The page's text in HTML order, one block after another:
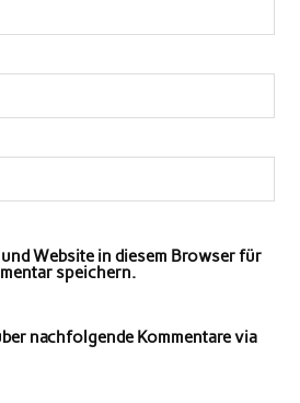
und Website in diesem Browser für
speichern.
nachfolgende Kommentare via